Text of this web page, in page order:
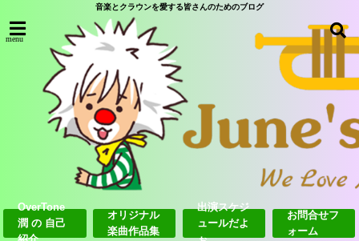
音楽とクラウンを愛する皆さんのためのブログ
menu
OverTone
潤 の 自己
オリジナル
楽曲作品集
出演スケジ
ュールだよ
お問合せフ
ォーム